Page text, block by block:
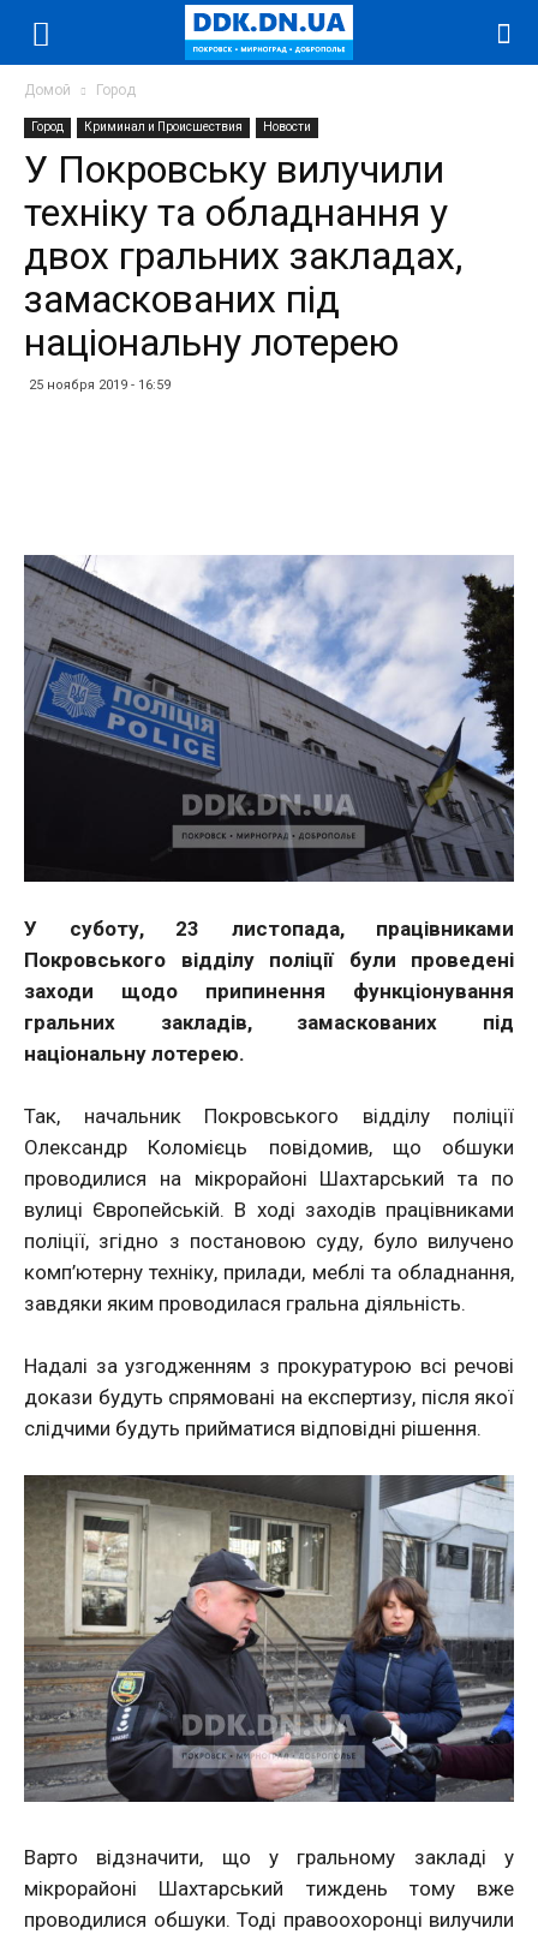
Домой Город
Город Криминал и Происшествия Новости
У Покровську вилучили
техніку та обладнання у
двох гральних закладах,
замаскованих під
національну лотерею
25 ноября 2019 - 16:59
У суботу, 23 листопада, працівниками
Покровського відділу поліції були проведені
заходи щодо припинення функціонування
гральних закладів, замаскованих під
національну лотерею.
Так, начальник Покровського відділу поліції
Олександр Коломієць повідомив, що обшуки
проводилися на мікрорайоні Шахтарський та по
вулиці Європейській. В ході заходів працівниками
поліції, згідно з постановою суду, було вилучено
комп’ютерну техніку, прилади, меблі та обладнання,
завдяки яким проводилася гральна діяльність.
Надалі за узгодженням з прокуратурою всі речові
докази будуть спрямовані на експертизу, після якої
слідчими будуть прийматися відповідні рішення.
Варто відзначити, що у гральному закладі у
мікрорайоні Шахтарський тиждень тому вже
проводилися обшуки. Тоді правоохоронці вилучили